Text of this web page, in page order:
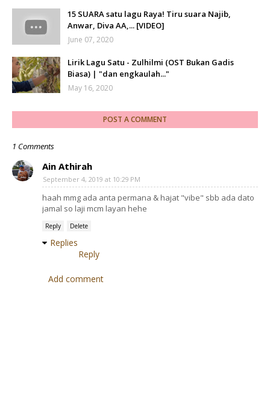
15 SUARA satu lagu Raya! Tiru suara Najib,
Anwar, Diva AA,... [VIDEO]
June 07, 2020
Lirik Lagu Satu - Zulhilmi (OST Bukan Gadis
Biasa) | "dan engkaulah..."
May 16, 2020
POST A COMMENT
1 Comments
Ain Athirah
September 4, 2019 at 10:29 PM
haah mmg ada anta permana & hajat "vibe" sbb ada dato
jamal so laji mcm layan hehe
Reply Delete
Replies
Reply
Add comment